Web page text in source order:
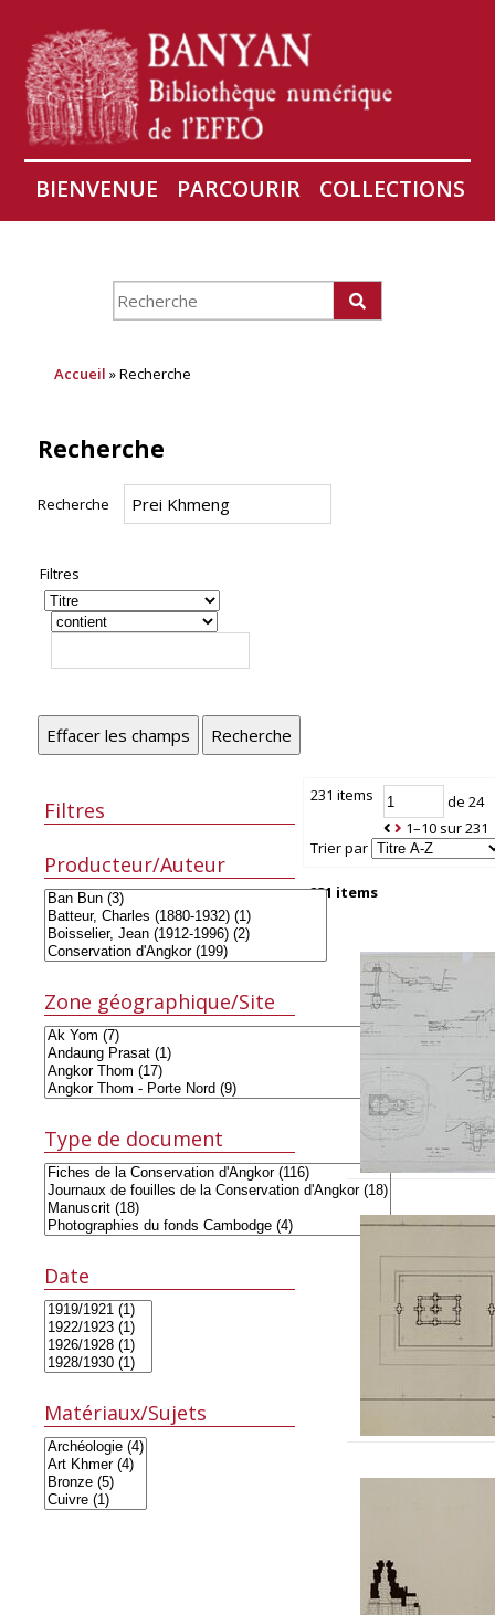
BIENVENUE PARCOURIR
COLLECTIONS
AIRES
CONSERVATION D'ANGKOR
Accueil » Recherche
Recherche
Recherche
Filtres
Effacer les champs Recherche
231 items
de 24
1–10 sur 231
Trier par
231 items
Filtres
Producteur/Auteur
Zone géographique/Site
Type de document
Date
Matériaux/Sujets